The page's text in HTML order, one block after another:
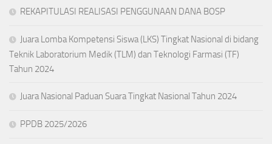
REKAPITULASI REALISASI PENGGUNAAN DANA BOSP
Juara Lomba Kompetensi Siswa (LKS) Tingkat Nasional di bidang
Teknik Laboratorium Medik (TLM) dan Teknologi Farmasi (TF)
Tahun 2024
Juara Nasional Paduan Suara Tingkat Nasional Tahun 2024
PPDB 2025/2026